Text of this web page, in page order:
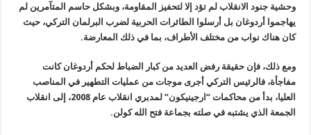
وحشية جنود الانقلاب لم تؤد إلا لتحفيز المقاومة، وبشكل حاسم المتآمرين لم
يهاجموا أردوغان بل أرسلوا الطائرات الحربية لضرب البرلمان التركي، حيث
كان هناك نواب من مختلف الأطراف، بما في ذلك المعارضة.
ومع ذلك، فإن حقيقة رفض العديد من كبار الضباط لحكم أردوغان كانت
مفاجأة، فالرئيس التركي أجرى موجات من عمليات التطهير في المناصب
العليا، بدأ من محاكمات “ارجينيكون” لمدبري انقلاب عام 2008، إلى انقلاب
الجمعة الذي يشتبه في صلته بجماعة فتح الله كولن.